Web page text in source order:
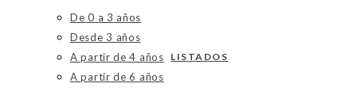
De 0 a 3 años
Desde 3 años
A partir de 4 años
A partir de 6 años
LISTADOS